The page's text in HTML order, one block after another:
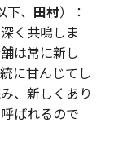
下、 田村）：
く共鳴しま
は常に新し
に甘んじてし
、新しくあり
ばれるので